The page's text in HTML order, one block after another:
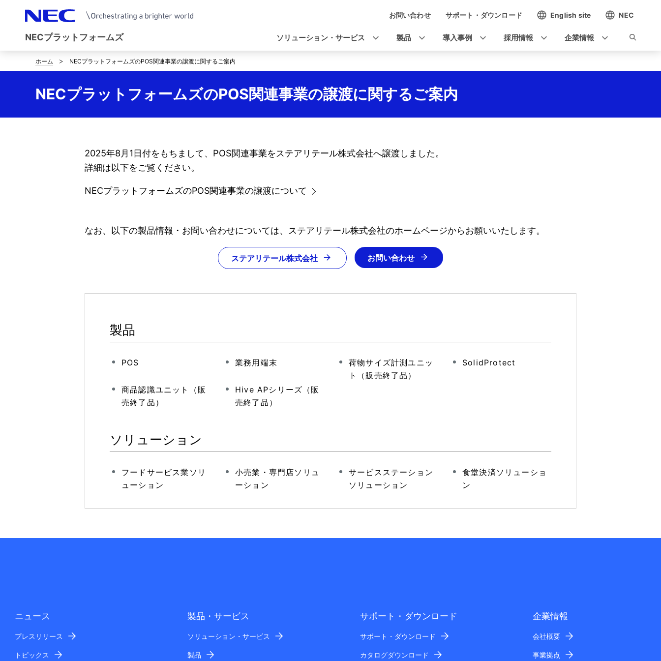
NECプラットフォームズ
ゲ
ー
シ
お問い合わせ サポート・ダウンロード English site NEC
ソリューション・サービス 製品 導入事例 採用情報 企業情報
サ
イ
ホーム NECプラットフォームズのPOS関連事業の譲渡に関するご案内
NECプラットフォームズのPOS関連事業の譲渡に関するご案内
2025年8月1日付をもちまして、POS関連事業をステアリテール株式会社へ譲渡しました。
詳細は以下をご覧ください。
NECプラットフォームズのPOS関連事業の譲渡について
なお、以下の製品情報・お問い合わせについては、ステアリテール株式会社のホームページからお願いいたします。
ステアリテール株式会社 お問い合わせ
製品
POS 業務用端末
荷物サイズ計測ユニッ
ト（販売終了品）
SolidProtect
商品認識ユニット（販
売終了品）
Hive APシリーズ（販
売終了品）
ソリューション
フードサービス業ソリ
ューション
小売業・専門店ソリュ
ーション
サービスステーション
ソリューション
食堂決済ソリューショ
ン
ニュース
プレスリリース
トピックス
製品・サービス
ソリューション・サービス
製品
サポート・ダウンロード
サポート・ダウンロード
カタログダウンロード
企業情報
会社概要
事業拠点